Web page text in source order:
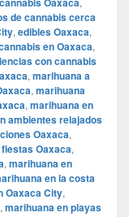
de cannabis cerca
, edibles Oaxaca,
en Oaxaca,
con cannabis
, marihuana a
, marihuana
, marihuana en
ambientes relajados
Oaxaca,
Oaxaca,
, marihuana en
en la costa
Oaxaca City,
, marihuana en playas